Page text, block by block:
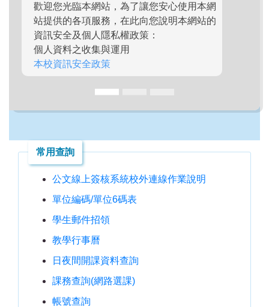
歡迎您光臨本網站，為了讓您安心使用本網
站提供的各項服務，在此向您說明本網站的
資訊安全及個人隱私權政策：
個人資料之收集與運用
本校資訊安全政策
常用查詢
公文線上簽核系統校外連線作業說明
單位編碼/單位6碼表
學生郵件招領
教學行事曆
日夜間開課資料查詢
課務查詢(網路選課)
帳號查詢